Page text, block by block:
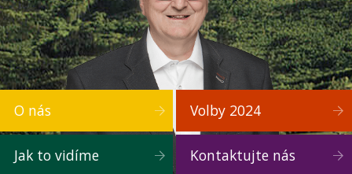
O nás Volby 2024
Jak to vidíme Kontaktujte nás